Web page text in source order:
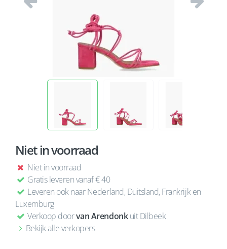
Vorige
Niet in voorraad
Niet in voorraad
Gratis leveren vanaf € 40
Leveren ook naar Nederland, Duitsland, Frankrijk en
Luxemburg
Verkoop doorvan Arendonkuit Dilbeek
Bekijk alle verkopers